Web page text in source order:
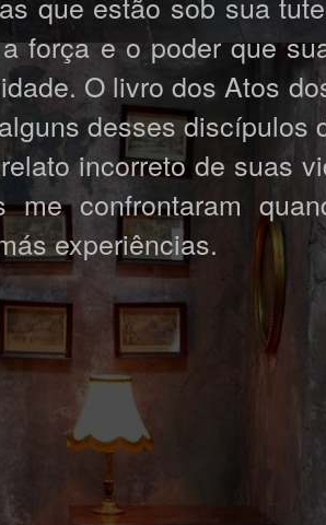
força e o poder que
O livro dos Atos
desses discípulos
incorreto de suas
me confrontaram
experiências.